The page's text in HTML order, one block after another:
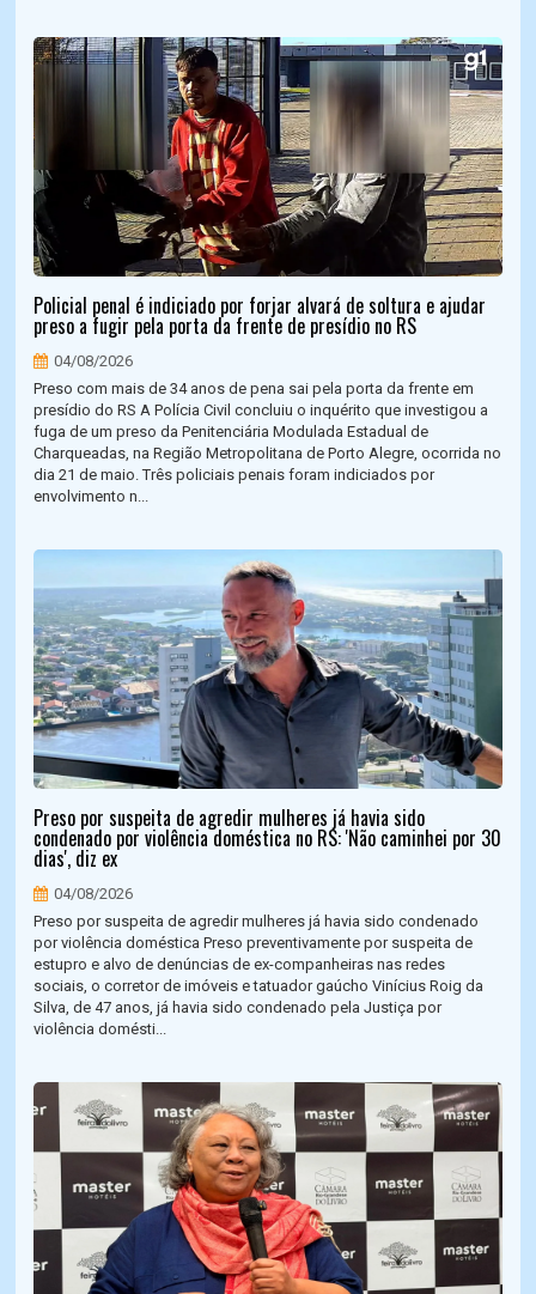
Policial penal é indiciado por forjar alvará de soltura e ajudar
preso a fugir pela porta da frente de presídio no RS
04/08/2026
Preso com mais de 34 anos de pena sai pela porta da frente em
presídio do RS A Polícia Civil concluiu o inquérito que investigou a
fuga de um preso da Penitenciária Modulada Estadual de
Charqueadas, na Região Metropolitana de Porto Alegre, ocorrida no
dia 21 de maio. Três policiais penais foram indiciados por
envolvimento n...
Preso por suspeita de agredir mulheres já havia sido
condenado por violência doméstica no RS: 'Não caminhei por 30
dias', diz ex
04/08/2026
Preso por suspeita de agredir mulheres já havia sido condenado
por violência doméstica Preso preventivamente por suspeita de
estupro e alvo de denúncias de ex-companheiras nas redes
sociais, o corretor de imóveis e tatuador gaúcho Vinícius Roig da
Silva, de 47 anos, já havia sido condenado pela Justiça por
violência domésti...